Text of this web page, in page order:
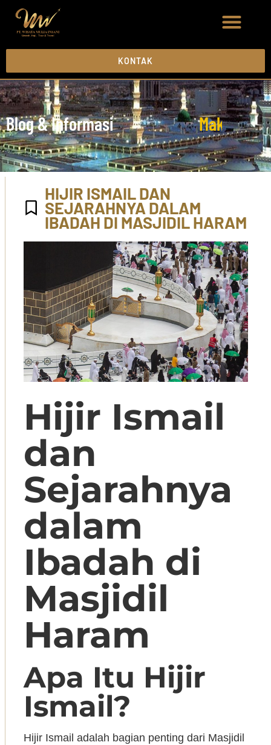
KONTAK
Blog & Informasi MakkahMa
HIJIR ISMAIL DAN
SEJARAHNYA DALAM
IBADAH DI MASJIDIL HARAM
Hijir Ismail
dan
Sejarahnya
dalam
Ibadah di
Masjidil
Haram
Apa Itu Hijir
Ismail?
Hijir Ismail adalah bagian penting dari Masjidil